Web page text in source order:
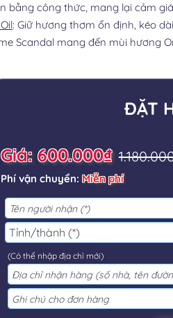
bằng công thức, mang lại cảm
: Giữ hương thơm ổn định, kéo
Scandal mang đến mùi hương
ĐẶT
Giá: 600.000₫
Phí vận chuyển: Miễn phí
(Có thể nhập địa chỉ mới)